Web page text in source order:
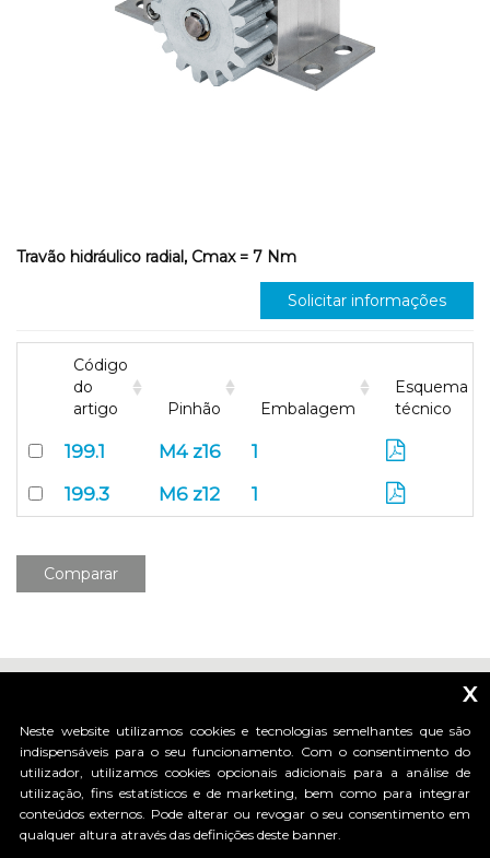
Travão hidráulico radial, Cmax = 7 Nm
Solicitar informações
Código
do
artigo
Pinhão Embalagem
Esquema
técnico
199.1 M4 z16
1
199.3
M6 z12 1
Comparar
_____________________________
x
Neste website utilizamos cookies e tecnologias semelhantes que são
indispensáveis para o seu funcionamento. Com o consentimento do
utilizador, utilizamos cookies opcionais adicionais para a análise de
utilização, fins estatísticos e de marketing, bem como para integrar
conteúdos externos. Pode alterar ou revogar o seu consentimento em
qualquer altura através das definições deste banner.